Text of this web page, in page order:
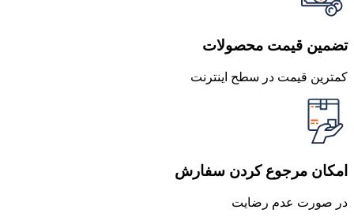
تضمین قیمت محصولات
کمترین قیمت در سطح اینترنت
امکان مرجوع کردن سفارش
در صورت عدم رضایت